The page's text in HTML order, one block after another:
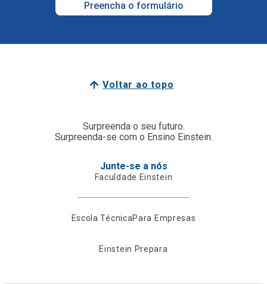
Preencha o formulário
Voltar ao topo
Surpreenda o seu futuro.
Surpreenda-se com o Ensino Einstein.
Junte-se a nós
Faculdade Einstein
Escola TécnicaPara Empresas
Einstein Prepara